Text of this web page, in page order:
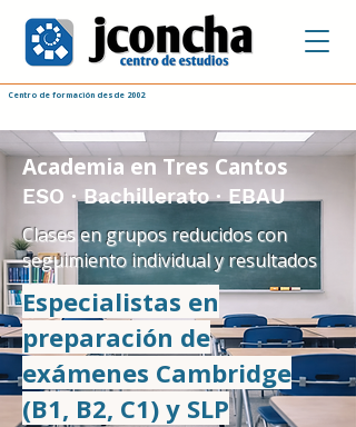
Centro de formación desde 2002
Academia en Tres Cantos
ESO · Bachillerato · EBAU
Clases en grupos reducidos con
seguimiento individual y resultados
Especialistas en
preparación de
exámenes Cambridge
(B1, B2, C1) y SLP